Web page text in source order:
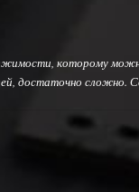
которому
достаточно сложно.